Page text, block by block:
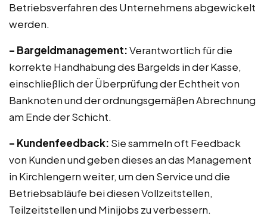
Betriebsverfahren des Unternehmens abgewickelt
werden.
– Bargeldmanagement:Verantwortlich für die
korrekte Handhabung des Bargelds in der Kasse,
einschließlich der Überprüfung der Echtheit von
Banknoten und der ordnungsgemäßen Abrechnung
am Ende der Schicht.
– Kundenfeedback: Sie sammeln oft Feedback
von Kunden und geben dieses an das Management
in Kirchlengern weiter, um den Service und die
Betriebsabläufe bei diesen Vollzeitstellen,
Teilzeitstellen und Minijobs zu verbessern.